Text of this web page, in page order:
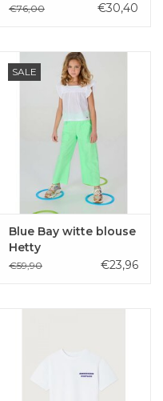
€76,00 €30,40
SALE
Blue Bay witte blouse
Hetty
€59,90 €23,96